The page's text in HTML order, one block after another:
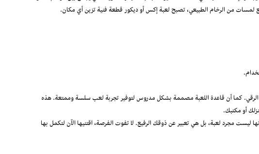
لمسات من الرخام الطبيعي، تصبح لعبة إكس أو ديكور قطعة فنية تزين أي مكان.
كما أن قاعدة اللعبة مصممة بشكل مدروس لتوفير تجربة لعب سلسة وممتعة. هذه
أو مكتبك.
ليست مجرد لعبة، بل هي تعبير عن ذوقك الرفيع. لا تفوت الفرصة، اقتنيها الآن لتكمل بها